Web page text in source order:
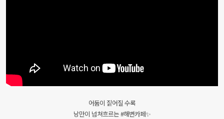
어둠이 짙어질 수록
낭만이 넘쳐흐르는 #해변카페✨